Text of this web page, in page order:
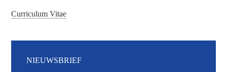
Curriculum Vitae
NIEUWSBRIEF